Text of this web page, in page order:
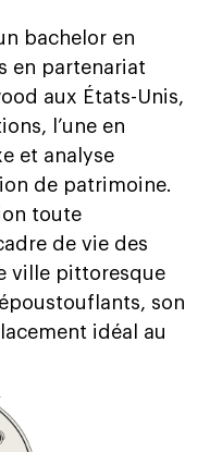
bachelor en
en partenariat
aux États-Unis,
l’une en
et analyse
de patrimoine.
toute
de vie des
ville pittoresque
son
idéal au